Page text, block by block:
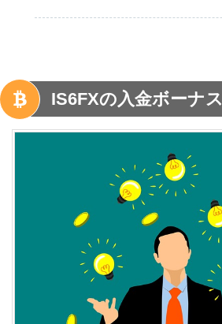
IS6FXの入金ボーナス